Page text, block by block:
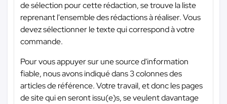
de sélection pour cette rédaction, se trouve la liste
reprenant l'ensemble des rédactions à réaliser. Vous
devez sélectionner le texte qui correspond à votre
commande.
Pour vous appuyer sur une source d'information
fiable, nous avons indiqué dans 3 colonnes des
articles de référence. Votre travail, et donc les pages
de site qui en seront issu(e)s, se veulent davantage